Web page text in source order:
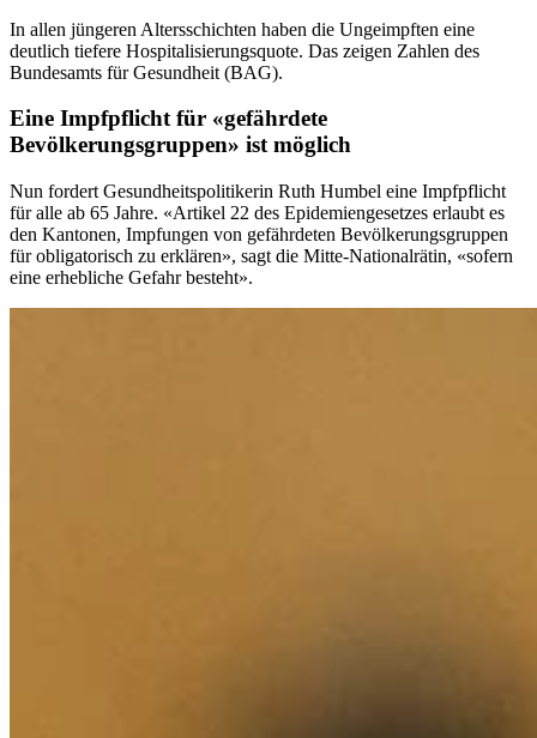
In allen jüngeren Altersschichten haben die Ungeimpften eine
deutlich tiefere Hospitalisierungsquote. Das zeigen Zahlen des
Bundesamts für Gesundheit (BAG).
Eine Impfpflicht für «gefährdete
Bevölkerungsgruppen» ist möglich
Nun fordert Gesundheitspolitikerin Ruth Humbel eine Impfpflicht
für alle ab 65 Jahre. «Artikel 22 des Epidemiengesetzes erlaubt es
den Kantonen, Impfungen von gefährdeten Bevölkerungsgruppen
für obligatorisch zu erklären», sagt die Mitte-Nationalrätin, «sofern
eine erhebliche Gefahr besteht».